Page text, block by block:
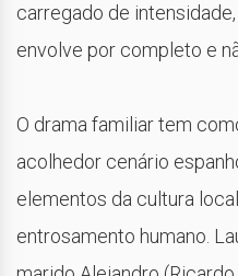
carregado de
envolve por completo e
O drama familiar tem
acolhedor cenário
elementos da cultura
entrosamento humano.